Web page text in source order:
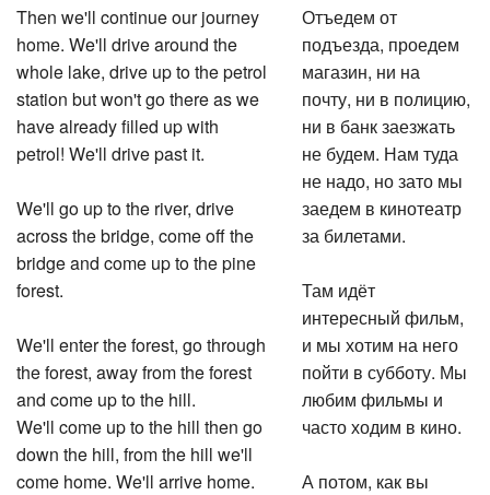
Then we'll continue our journey
home. We'll drive around the
whole lake, drive up to the petrol
station but won't go there as we
have already filled up with
petrol! We'll drive past it.
We'll go up to the river, drive
across the bridge, come off the
bridge and come up to the pine
forest.
We'll enter the forest, go through
the forest, away from the forest
and come up to the hill.
We'll come up to the hill then go
down the hill, from the hill we'll
come home. We'll arrive home.
Отъедем от
подъезда, проедем
магазин, ни на
почту, ни в полицию,
ни в банк заезжать
не будем. Нам туда
не надо, но зато мы
заедем в кинотеатр
за билетами.
Там идёт
интересный фильм,
и мы хотим на него
пойти в субботу. Мы
любим фильмы и
часто ходим в кино.
А потом, как вы